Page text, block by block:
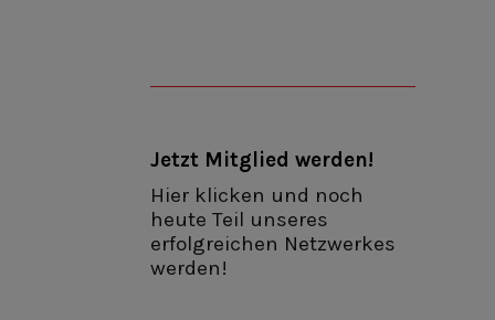
Jetzt Mitglied werden!
Hier klicken und noch
heute Teil unseres
erfolgreichen Netzwerkes
werden!